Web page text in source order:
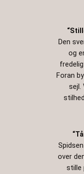
Den
og
Foran
sejl.
over
stille